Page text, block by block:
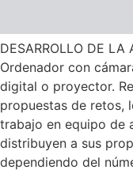
DESARROLLO DE
Ordenador con
digital o proyector.
propuestas de retos,
trabajo en equipo de
distribuyen a sus
dependiendo del